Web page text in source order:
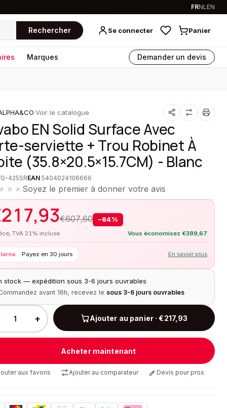
FRNLEN
Rechercher Se connecter Panier
Marques Demander un devis
·Voir le catalogue
EN Solid Surface Avec
serviette + Trou Robinet À
(35.8×20.5×15.7CM) - Blanc
425SREAN 5404024106666
Soyez le premier à donner votre avis
217,93€607,60 −64%
TVA 21% incluse Vous économisez €389,67
· Payez en 30 jours En savoir plus
stock — expédition sous 3-6 jours ouvrables
avant 16h, recevez le sous 3-6 jours ouvrables
+ Ajouter au panier · €217,93
Acheter maintenant
aux favoris Ajouter au comparateur Devis pour pros